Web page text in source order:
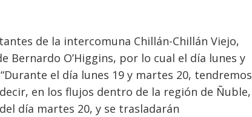
de la intercomuna Chillán-Chillán Viejo,
Bernardo O’Higgins, por lo cual el día lunes y
el día lunes 19 y martes 20, tendremos
en los flujos dentro de la región de Ñuble,
día martes 20, y se trasladarán